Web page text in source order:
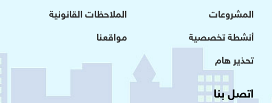
المشروعات
أنشطة تخصصية
تحذير هام
الملاحظات القانونية
مواقعنا
اتصل بنا